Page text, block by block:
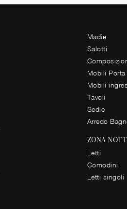
Madie
Salotti
Mobili Porta
Mobili
Tavoli
Sedie
Arredo
ZONA
Letti
Comodini
Letti singoli